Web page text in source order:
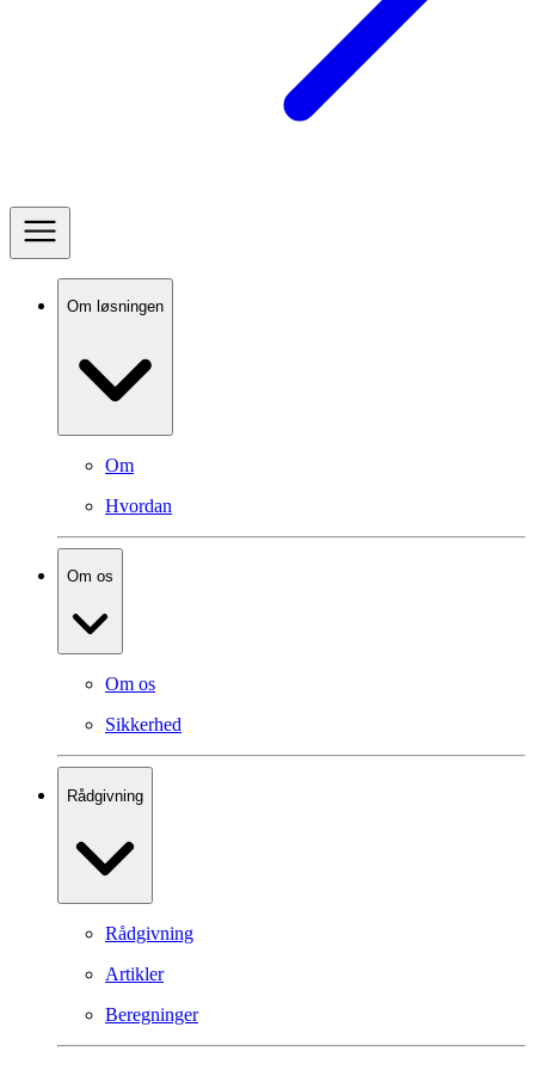
Om løsningen
Om
Hvordan
Om os
Om os
Sikkerhed
Rådgivning
Rådgivning
Artikler
Beregninger